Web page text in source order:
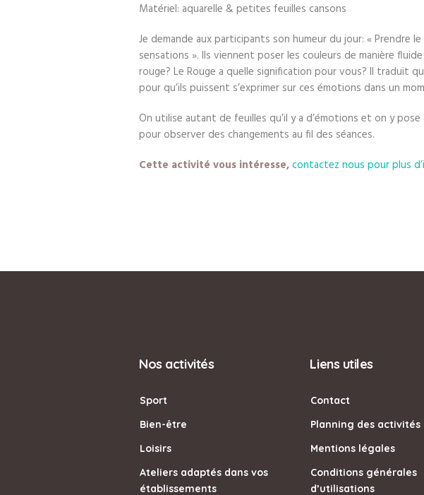
Matériel: aquarelle & petites feuilles cansons
Je demande aux participants son humeur du jour: « Prendre
sensations ». Ils viennent poser les couleurs de manière
rouge? Le Rouge a quelle signification pour vous? Il traduit
pour qu’ils puissent s’exprimer sur ces émotions dans un
On utilise autant de feuilles qu’il y a d’émotions et on y
pour observer des changements au fil des séances.
Cette activité vous intéresse,contactez nous pour plus
Nos activités
Sport
Bien-être
Loisirs
Ateliers adaptés dans vos
établissements
Liens utiles
Contact
Planning des activités
Mentions légales
Conditions générales
d’utilisations